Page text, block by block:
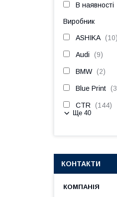
В наявності
Виробник
ASHIKA 10
Audi 9
BMW 2
Blue Print 3
CTR 144
Ще 40
КОНТАКТИ